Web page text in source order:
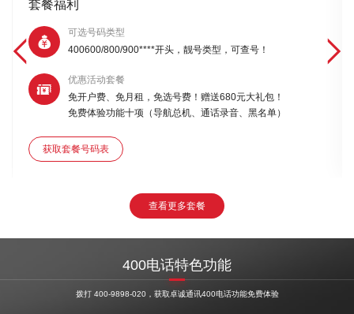
套餐福利

可选号码类型
400600/800/900****开头，靓号类型，可查号！

优惠活动套餐
免开户费、免月租，免选号费！赠送680元大礼包！
免费体验功能十项（导航总机、通话录音、黑名单）
获取套餐号码表
 
查看更多套餐
400电话特色功能
拨打 400-9898-020，获取卓诚通讯400电话功能免费体验